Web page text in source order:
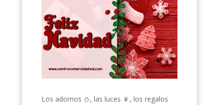
Los adornos ⛄, las luces 🎇, los regalos